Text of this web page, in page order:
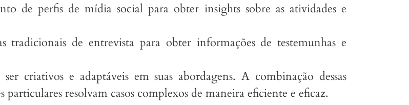
de perfis de mídia social para obter insights sobre as atividades e
tradicionais de entrevista para obter informações de testemunhas e
criativos e adaptáveis em suas abordagens. A combinação dessas
resolvam casos complexos de maneira eficiente e eficaz.